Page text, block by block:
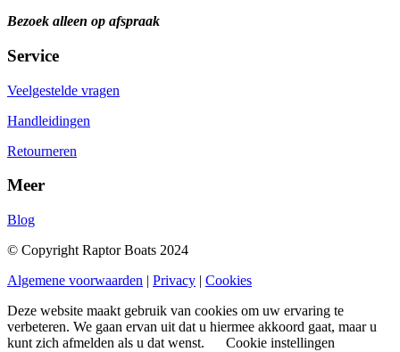
Bezoek alleen op afspraak
Service
Veelgestelde vragen
Handleidingen
Retourneren
Meer
Blog
© Copyright Raptor Boats 2024
Algemene voorwaarden | Privacy | Cookies
Deze website maakt gebruik van cookies om uw ervaring te
verbeteren. We gaan ervan uit dat u hiermee akkoord gaat, maar u
kunt zich afmelden als u dat wenst.
Cookie instellingen